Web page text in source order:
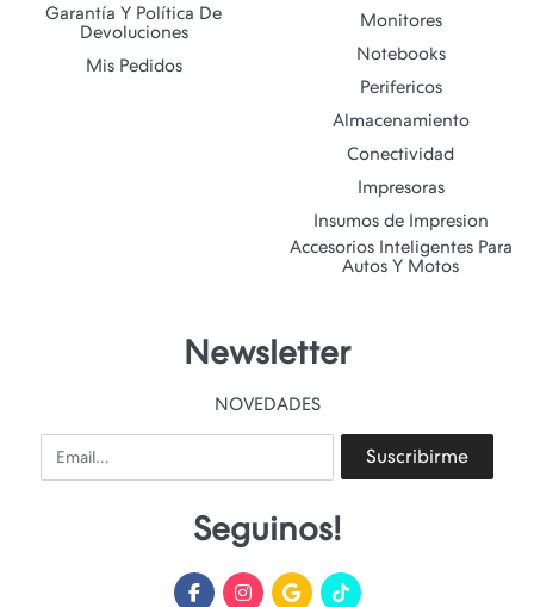
Garantía Y Política De
Devoluciones
Mis Pedidos
Monitores
Notebooks
Perifericos
Almacenamiento
Conectividad
Impresoras
Insumos de Impresion
Accesorios Inteligentes Para
Autos Y Motos
Newsletter
NOVEDADES
Email Suscribirme
Seguinos!